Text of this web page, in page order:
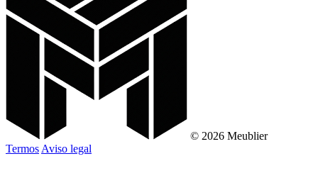
© 2026 Meublier
Termos Aviso legal